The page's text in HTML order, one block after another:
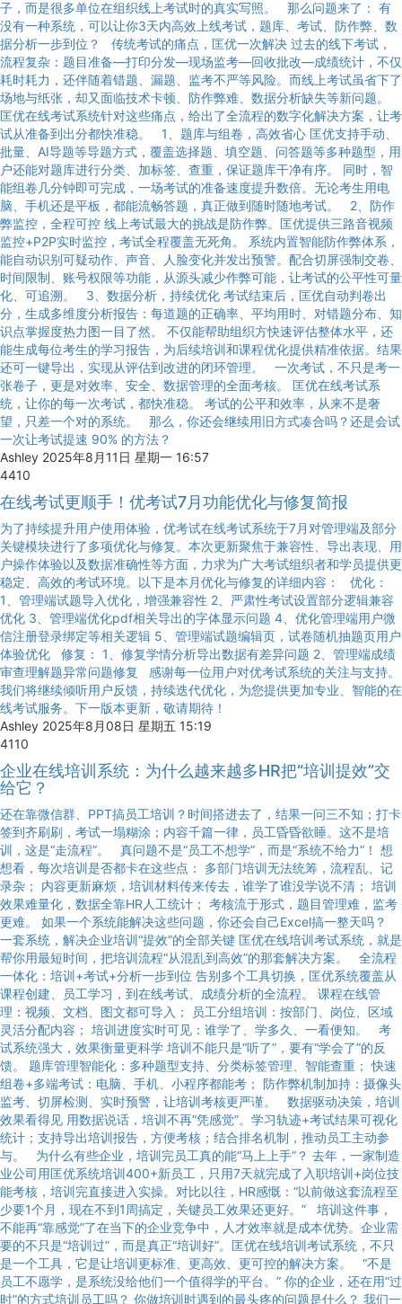
子，而是很多单位在组织线上考试时的真实写照。 那么问题来了： 有
没有一种系统，可以让你3天内高效上线考试，题库、考试、防作弊、数
据分析一步到位？ 传统考试的痛点，匡优一次解决 过去的线下考试，
流程复杂：题目准备—打印分发—现场监考—回收批改—成绩统计，不仅
耗时耗力，还伴随着错题、漏题、监考不严等风险。而线上考试虽省下了
场地与纸张，却又面临技术卡顿、防作弊难、数据分析缺失等新问题。
匡优在线考试系统针对这些痛点，给出了全流程的数字化解决方案，让考
试从准备到出分都快准稳。 1、题库与组卷，高效省心 匡优支持手动、
批量、AI导题等导题方式，覆盖选择题、填空题、问答题等多种题型，用
户还能对题库进行分类、加标签、查重，保证题库干净有序。 同时，智
能组卷几分钟即可完成，一场考试的准备速度提升数倍。无论考生用电
脑、手机还是平板，都能流畅答题，真正做到随时随地考试。 2、防作
弊监控，全程可控 线上考试最大的挑战是防作弊。匡优提供三路音视频
监控+P2P实时监控，考试全程覆盖无死角。 系统内置智能防作弊体系，
能自动识别可疑动作、声音、人脸变化并发出预警。配合切屏强制交卷、
时间限制、账号权限等功能，从源头减少作弊可能，让考试的公平性可量
化、可追溯。 3、数据分析，持续优化 考试结束后，匡优自动判卷出
分，生成多维度分析报告：每道题的正确率、平均用时、对错题分布、知
识点掌握度热力图一目了然。 不仅能帮助组织方快速评估整体水平，还
能生成每位考生的学习报告，为后续培训和课程优化提供精准依据。结果
还可一键导出，实现从评估到改进的闭环管理。 一次考试，不只是考一
张卷子，更是对效率、安全、数据管理的全面考核。 匡优在线考试系
统，让你的每一次考试，都快准稳。 考试的公平和效率，从来不是奢
望，只差一个对的系统。 那么，你还会继续用旧方式凑合吗？还是会试
一次让考试提速 90% 的方法？
Ashley 2025年8月11日 星期一 16:57
4410
在线考试更顺手！优考试7月功能优化与修复简报
为了持续提升用户使用体验，优考试在线考试系统于7月对管理端及部分
关键模块进行了多项优化与修复。本次更新聚焦于兼容性、导出表现、用
户操作体验以及数据准确性等方面，力求为广大考试组织者和学员提供更
稳定、高效的考试环境。以下是本月优化与修复的详细内容： 优化：
1、管理端试题导入优化，增强兼容性 2、严肃性考试设置部分逻辑兼容
优化 3、管理端优化pdf相关导出的字体显示问题 4、优化管理端用户微
信注册登录绑定等相关逻辑 5、管理端试题编辑页，试卷随机抽题页用户
体验优化 修复： 1、修复学情分析导出数据有差异问题 2、管理端成绩
审查理解题异常问题修复 感谢每一位用户对优考试系统的关注与支持。
我们将继续倾听用户反馈，持续迭代优化，为您提供更加专业、智能的在
线考试服务。下一版本更新，敬请期待！
Ashley 2025年8月08日 星期五 15:19
4110
企业在线培训系统：为什么越来越多HR把“培训提效”交
给它？
还在靠微信群、PPT搞员工培训？时间搭进去了，结果一问三不知；打卡
签到齐刷刷，考试一塌糊涂；内容千篇一律，员工昏昏欲睡。这不是培
训，这是“走流程”。 真问题不是“员工不想学”，而是“系统不给力”！ 想
想看，每次培训是否都卡在这些点： 多部门培训无法统筹，流程乱、记
录杂； 内容更新麻烦，培训材料传来传去，谁学了谁没学说不清； 培训
效果难量化，数据全靠HR人工统计； 考核流于形式，题目管理难，监考
更难。 如果一个系统能解决这些问题，你还会自己Excel搞一整天吗？
一套系统，解决企业培训“提效”的全部关键 匡优在线培训考试系统，就是
帮你用最短时间，把培训流程“从混乱到高效”的那套解决方案。 全流程
一体化：培训+考试+分析一步到位 告别多个工具切换，匡优系统覆盖从
课程创建、员工学习，到在线考试、成绩分析的全流程。 课程在线管
理：视频、文档、图文都可导入； 员工分组培训：按部门、岗位、区域
灵活分配内容； 培训进度实时可见：谁学了、学多久、一看便知。 考
试系统强大，效果衡量更科学 培训不能只是“听了”，要有“学会了”的反
馈。 题库管理智能化：多种题型支持、分类标签管理、智能查重； 快速
组卷+多端考试：电脑、手机、小程序都能考； 防作弊机制加持：摄像头
监考、切屏检测、实时预警，让培训考核更严谨。 数据驱动决策，培训
效果看得见 用数据说话，培训不再“凭感觉”。学习轨迹+考试结果可视化
统计；支持导出培训报告，方便考核；结合排名机制，推动员工主动参
与。 为什么有些企业，培训完员工真的能“马上上手”？ 去年，一家制造
业公司用匡优系统培训400+新员工，只用7天就完成了入职培训+岗位技
能考核，培训完直接进入实操。对比以往，HR感慨：“以前做这套流程至
少要1个月，现在不到1周搞定，关键员工效果还更好。” 培训这件事，
不能再“靠感觉”了在当下的企业竞争中，人才效率就是成本优势。企业需
要的不只是“培训过”，而是真正“培训好”。匡优在线培训考试系统，不只
是一个工具，它是让培训更标准、更高效、更可控的解决方案。 “不是
员工不愿学，是系统没给他们一个值得学的平台。” 你的企业，还在用“过
时”的方式培训员工吗？ 你做培训时遇到的最头疼的问题是什么？ 我们一